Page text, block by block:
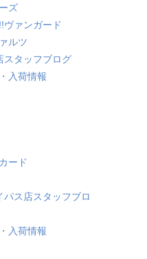
ズ
ヴァンガード
ルツ
スタッフブログ
入荷情報
ード
ス店スタッフブロ
入荷情報